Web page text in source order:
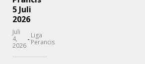
5 Juli
2026
Juli
4,
2026
- Liga
Perancis